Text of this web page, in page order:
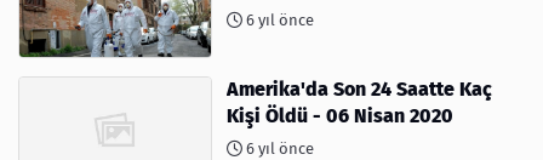
6 yıl önce
Amerika'da Son 24 Saatte Kaç
Kişi Öldü - 06 Nisan 2020
6 yıl önce